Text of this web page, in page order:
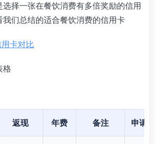
选择一张在餐饮消费有多倍奖励的信用
们总结的适合餐饮消费的信用卡
卡对比
格
返现 年费 备注 申请